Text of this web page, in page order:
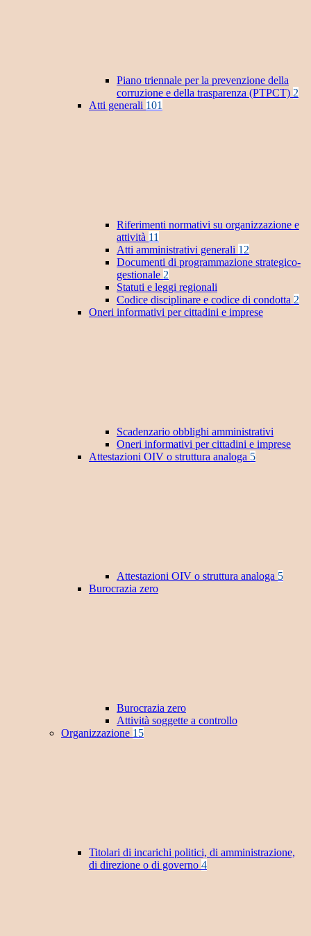
Piano triennale per la prevenzione della
corruzione e della trasparenza (PTPCT) 2
Atti generali 101
Riferimenti normativi su organizzazione e
attività 11
Atti amministrativi generali 12
Documenti di programmazione strategico-
gestionale 2
Statuti e leggi regionali
Codice disciplinare e codice di condotta 2
Oneri informativi per cittadini e imprese
Scadenzario obblighi amministrativi
Oneri informativi per cittadini e imprese
Attestazioni OIV o struttura analoga 5
Attestazioni OIV o struttura analoga 5
Burocrazia zero
Burocrazia zero
Attività soggette a controllo
Organizzazione 15
Titolari di incarichi politici, di amministrazione,
di direzione o di governo 4